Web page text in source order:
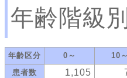
年齢階級
年齢区分 0～ 10～
患者数
1,105